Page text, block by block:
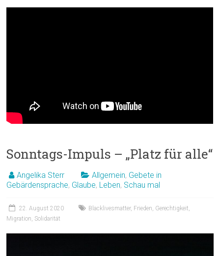
Sonntags-Impuls – „Platz für alle“
Angelika Sterr Allgemein, Gebete in
Gebärdensprache, Glaube, Leben, Schau mal
22. August 2020 Blacklivesmatter, Frieden, Gerechtigkeit,
Migration, Solidarität